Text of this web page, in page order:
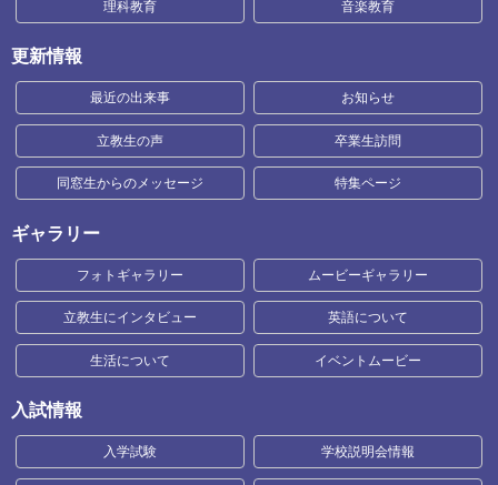
理科教育 音楽教育
更新情報
最近の出来事 お知らせ
立教生の声 卒業生訪問
同窓生からのメッセージ 特集ページ
ギャラリー
フォトギャラリー ムービーギャラリー
立教生にインタビュー 英語について
生活について イベントムービー
入試情報
入学試験 学校説明会情報